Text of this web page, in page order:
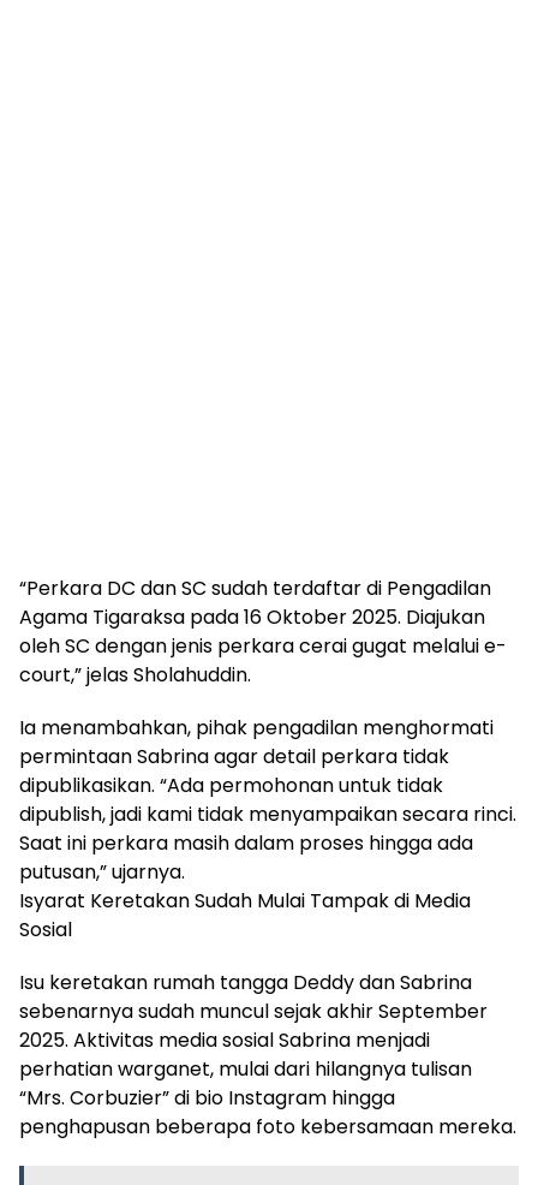
“Perkara DC dan SC sudah terdaftar di Pengadilan
Agama Tigaraksa pada 16 Oktober 2025. Diajukan
oleh SC dengan jenis perkara cerai gugat melalui e-
court,” jelas Sholahuddin.
Ia menambahkan, pihak pengadilan menghormati
permintaan Sabrina agar detail perkara tidak
dipublikasikan. “Ada permohonan untuk tidak
dipublish, jadi kami tidak menyampaikan secara rinci.
Saat ini perkara masih dalam proses hingga ada
putusan,” ujarnya.
Isyarat Keretakan Sudah Mulai Tampak di Media
Sosial
Isu keretakan rumah tangga Deddy dan Sabrina
sebenarnya sudah muncul sejak akhir September
2025. Aktivitas media sosial Sabrina menjadi
perhatian warganet, mulai dari hilangnya tulisan
“Mrs. Corbuzier” di bio Instagram hingga
penghapusan beberapa foto kebersamaan mereka.